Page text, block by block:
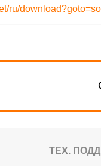
ru/
ТЕХ.